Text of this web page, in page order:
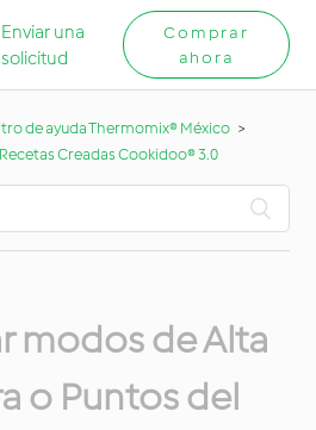
Enviar una
solicitud
Comprar
ahora
de ayuda Thermomix® México
Recetas Creadas Cookidoo® 3.0
modos de Alta
o Puntos del